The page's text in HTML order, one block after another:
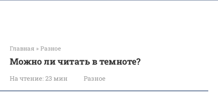
Главная » Разное
Можно ли читать в темноте?
На чтение: 23 мин Разное